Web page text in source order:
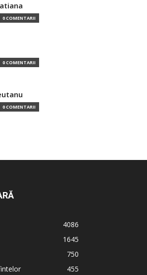
0 COMENTARII
0 COMENTARII
0 COMENTARII
4086
1645
750
455